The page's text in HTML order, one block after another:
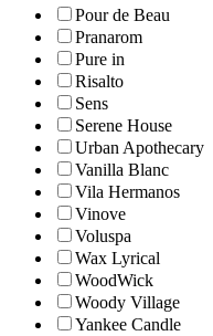
Pour de Beau
Pranarom
Pure in
Risalto
Sens
Serene House
Urban Apothecary
Vanilla Blanc
Vila Hermanos
Vinove
Voluspa
Wax Lyrical
WoodWick
Woody Village
Yankee Candle